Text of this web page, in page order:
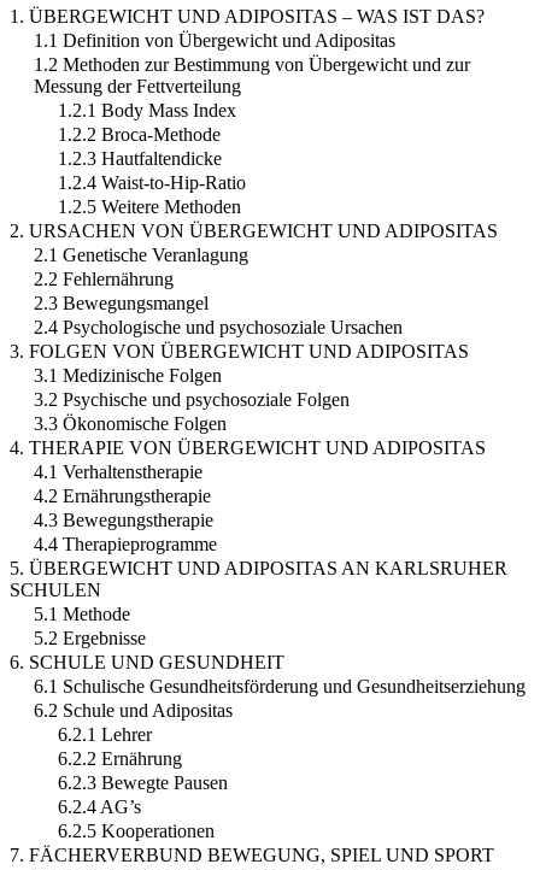
1. ÜBERGEWICHT UND ADIPOSITAS – WAS IST DAS?
1.1 Definition von Übergewicht und Adipositas
1.2 Methoden zur Bestimmung von Übergewicht und zur
Messung der Fettverteilung
1.2.1 Body Mass Index
1.2.2 Broca-Methode
1.2.3 Hautfaltendicke
1.2.4 Waist-to-Hip-Ratio
1.2.5 Weitere Methoden
2. URSACHEN VON ÜBERGEWICHT UND ADIPOSITAS
2.1 Genetische Veranlagung
2.2 Fehlernährung
2.3 Bewegungsmangel
2.4 Psychologische und psychosoziale Ursachen
3. FOLGEN VON ÜBERGEWICHT UND ADIPOSITAS
3.1 Medizinische Folgen
3.2 Psychische und psychosoziale Folgen
3.3 Ökonomische Folgen
4. THERAPIE VON ÜBERGEWICHT UND ADIPOSITAS
4.1 Verhaltenstherapie
4.2 Ernährungstherapie
4.3 Bewegungstherapie
4.4 Therapieprogramme
5. ÜBERGEWICHT UND ADIPOSITAS AN KARLSRUHER
SCHULEN
5.1 Methode
5.2 Ergebnisse
6. SCHULE UND GESUNDHEIT
6.1 Schulische Gesundheitsförderung und Gesundheitserziehung
6.2 Schule und Adipositas
6.2.1 Lehrer
6.2.2 Ernährung
6.2.3 Bewegte Pausen
6.2.4 AG’s
6.2.5 Kooperationen
7. FÄCHERVERBUND BEWEGUNG, SPIEL UND SPORT